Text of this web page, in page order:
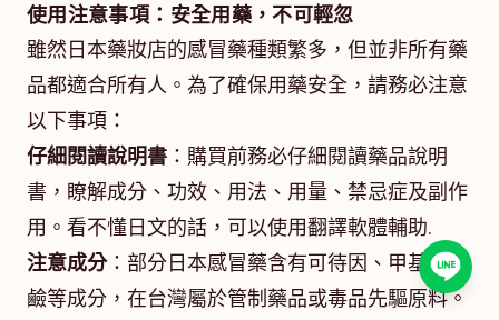
使用注意事項：安全用藥，不可輕忽
雖然日本藥妝店的感冒藥種類繁多，但並非所有藥
品都適合所有人。為了確保用藥安全，請務必注意
以下事項：
仔細閱讀說明書 ：購買前務必仔細閱讀藥品說明
書，瞭解成分、功效、用法、用量、禁忌症及副作
用。看不懂日文的話，可以使用翻譯軟體輔助.
注意成分：部分日本感冒藥含有可待因、甲基麻黃
鹼等成分，在台灣屬於管制藥品或毒品先驅原料。